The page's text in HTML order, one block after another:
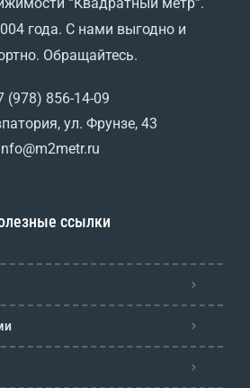
года. С нами выгодно и
Обращайтесь.
(978) 856-14-09
ул. Фрунзе, 43
ссылки